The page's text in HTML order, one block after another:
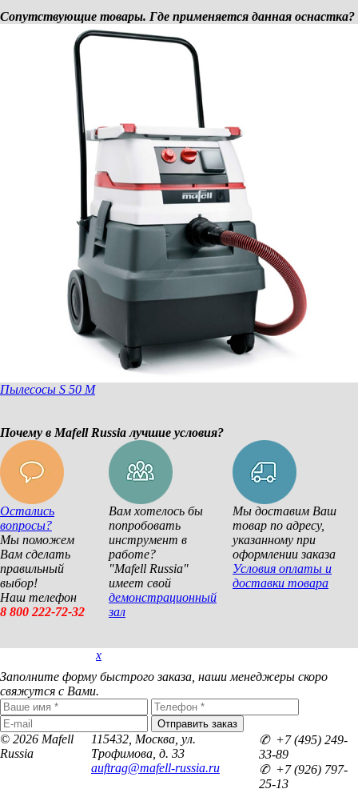
Сопутствующие товары. Где применяется данная оснастка?
Пылесосы S 50 M
Почему в Mafell Russia лучшие условия?
Остались
вопросы?
Мы поможем
Вам сделать
правильный
выбор!
Наш телефон
8 800 222-72-32
Вам хотелось бы
попробовать
инструмент в
работе?
"Mafell Russia"
имеет свой
демонстрационный
зал
Мы доставим Ваш
товар по адресу,
указанному при
оформлении заказа
Условия оплаты и
доставки товара
Покупка в 1 кликx
Заполните форму быстрого заказа, наши менеджеры скоро
свяжутся с Вами.
© 2026 Mafell
Russia
115432, Москва, ул.
Трофимова, д. 33
auftrag@mafell-russia.ru
✆ +7 (495) 249-
33-89
✆ +7 (926) 797-
25-13